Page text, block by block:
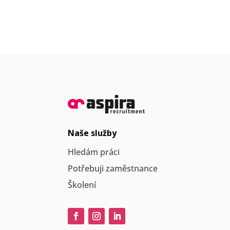
v
Naše služby
Hledám práci
Potřebuji zaměstnance
Školení